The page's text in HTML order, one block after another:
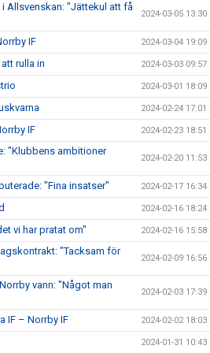
Allsvenskan: "Jättekul att få
2024-03-05 13:30
IF 2024-03-04 19:09
rulla in 2024-03-03 09:57
2024-03-01 18:09
2024-02-24 17:01
IF 2024-02-23 18:51
"Klubbens ambitioner
2024-02-20 11:53
"Fina insatser" 2024-02-17 16:34
2024-02-16 18:24
vi har pratat om" 2024-02-16 15:58
"Tacksam för
2024-02-09 16:56
vann: "Något man
2024-02-03 17:39
IF – Norrby IF 2024-02-02 18:03
2024-01-31 10:43